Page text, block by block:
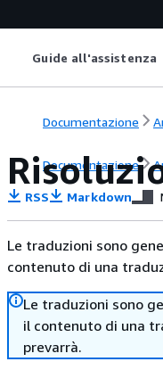
Guide all'assistenza
Documentazione
Documentazione
RSS Markdown
Le traduzioni sono
contenuto di una
Le traduzioni sono
il contenuto di una
prevarrà.